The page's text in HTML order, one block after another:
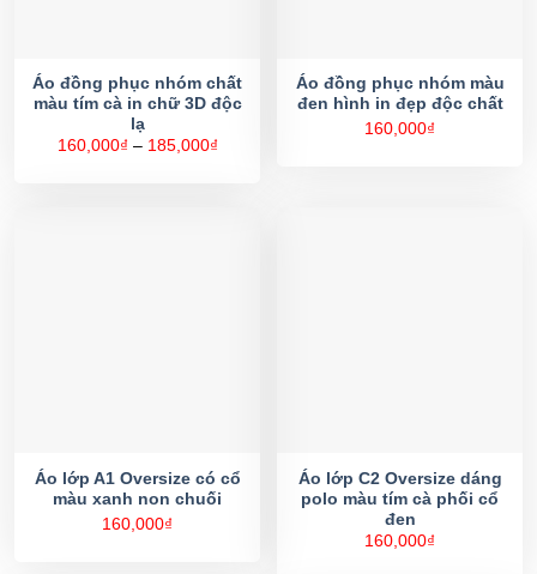
Áo đồng phục nhóm chất
màu tím cà in chữ 3D độc
lạ
160,000₫ – 185,000₫Khoảng
Áo đồng phục nhóm màu
đen hình in đẹp độc chất
160,000₫
Áo lớp A1 Oversize có cổ
màu xanh non chuối
160,000₫
Áo lớp C2 Oversize dáng
polo màu tím cà phối cổ
đen
160,000₫